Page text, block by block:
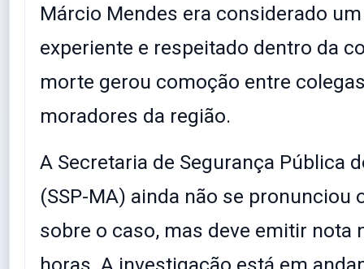
Márcio Mendes era considerado
experiente e respeitado dentro da
morte gerou comoção entre
moradores da região.
A Secretaria de Segurança Pública
(SSP-MA) ainda não se pronunciou
sobre o caso, mas deve emitir nota
horas. A investigação está em